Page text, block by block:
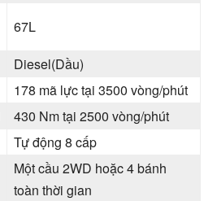
67L
Diesel(Dầu)
178 mã lực tại 3500 vòng/phút
430 Nm tại 2500 vòng/phút
Tự động 8 cấp
Một cầu 2WD hoặc 4 bánh
toàn thời gian